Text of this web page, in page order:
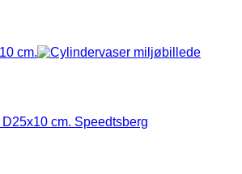
cm. Speedtsberg